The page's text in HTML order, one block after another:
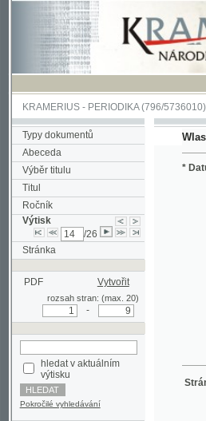
KRAMERIUS-PERIODIKA(796/5736010) -W
Typy dokumentů
Abeceda
Výběr titulu
Titul
Ročník
Výtisk
/26
Stránka
PDF
rozsah stran: (max. 20)
výtisku
Pokročilé vyhledávání
* Datum
Stránka